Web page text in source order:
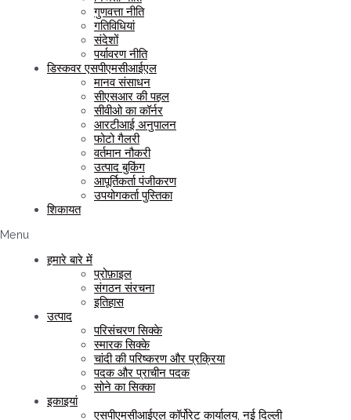
गुणवत्ता नीति
गतिविधियां
संदेशों
पर्यावरण नीति
डिस्कवर एसपीएमसीआईएल
मानव संसाधन
सीएसआर की पहल
सीवीओ का कॉर्नर
आरटीआई अनुपालन
फोटो गैलरी
वर्तमान नौकरी
उत्पाद बुकिंग
आपूर्तिकर्ता पंजीकरण
उपयोगकर्ता पुस्तिका
शिकायत
Menu
हमारे बारे में
प्रोफ़ाइल
संगठन संरचना
इतिहास
उत्पाद
परिसंचरण सिक्के
स्मारक सिक्के
चांदी की परिष्करण और प्रक्रिया
पदक और प्राचीन पदक
सोने का सिक्का
इकाइयां
एसपीएमसीआईएल कॉर्पोरेट कार्यालय, नई दिल्ली